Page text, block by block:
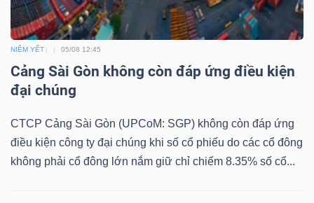
NIÊM YẾT 05/08 12:45
Cảng Sài Gòn không còn đáp ứng điều kiện
đại chúng
CTCP Cảng Sài Gòn (UPCoM: SGP) không còn đáp ứng
điều kiện công ty đại chúng khi số cổ phiếu do các cổ đông
không phải cổ đông lớn nắm giữ chỉ chiếm 8.35% số cổ...
YẾU
TIÊU
THIẾT
YẾU